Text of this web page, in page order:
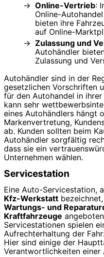
Online-Vertrieb:
Online-
bieten ihre
auf Online-
Zulassung und
Autohändler
Zulassung und
Autohändler sind in der
gesetzlichen Vorschriften
für den Autohandel in
kann sehr
eines Autohändlers hängt
Markenvertretung,
ab. Kunden sollten beim
Autohändler sorgfältig
dass sie ein
Unternehmen wählen.
Servicestation
Eine Auto-Servicestation,
Kfz-Werkstatt
Wartungs- und
Kraftfahrzeuge
Servicestationen spielen
Aufrechterhaltung der
Hier sind einige der
Verantwortlichkeiten